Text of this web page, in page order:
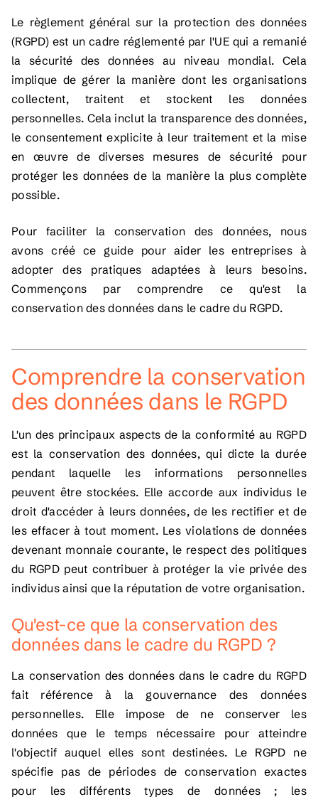
Le règlement général sur la protection des données
(RGPD) est un cadre réglementé par l'UE qui a remanié
la sécurité des données au niveau mondial. Cela
implique de gérer la manière dont les organisations
collectent, traitent et stockent les données
personnelles. Cela inclut la transparence des données,
le consentement explicite à leur traitement et la mise
en œuvre de diverses mesures de sécurité pour
protéger les données de la manière la plus complète
possible.
Pour faciliter la conservation des données, nous
avons créé ce guide pour aider les entreprises à
adopter des pratiques adaptées à leurs besoins.
Commençons par comprendre ce qu'est la
conservation des données dans le cadre du RGPD.
Comprendre la conservation
des données dans le RGPD
L'un des principaux aspects de la conformité au RGPD
est la conservation des données, qui dicte la durée
pendant laquelle les informations personnelles
peuvent être stockées. Elle accorde aux individus le
droit d'accéder à leurs données, de les rectifier et de
les effacer à tout moment. Les violations de données
devenant monnaie courante, le respect des politiques
du RGPD peut contribuer à protéger la vie privée des
individus ainsi que la réputation de votre organisation.
Qu'est-ce que la conservation des
données dans le cadre du RGPD ?
La conservation des données dans le cadre du RGPD
fait référence à la gouvernance des données
personnelles. Elle impose de ne conserver les
données que le temps nécessaire pour atteindre
l'objectif auquel elles sont destinées. Le RGPD ne
spécifie pas de périodes de conservation exactes
pour les différents types de données ; les